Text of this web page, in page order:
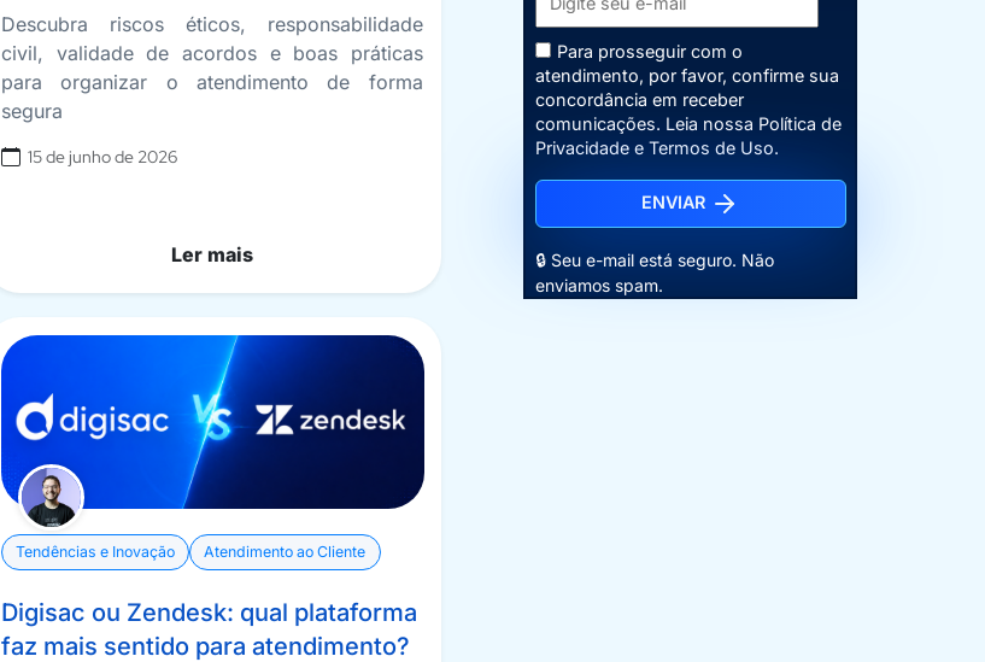
Descubra riscos éticos, responsabilidade
civil, validade de acordos e boas práticas
para organizar o atendimento de forma
segura
15 de junho de 2026
Ler mais
Tendências e Inovação Atendimento ao Cliente
Digisac ou Zendesk: qual plataforma
faz mais sentido para atendimento?
Para prosseguir com o
atendimento, por favor, confirme sua
concordância em receber
comunicações. Leia nossa Política de
Privacidadee Termos de Uso.
ENVIAR
🔒 Seu e-mail está seguro. Não
enviamos spam.